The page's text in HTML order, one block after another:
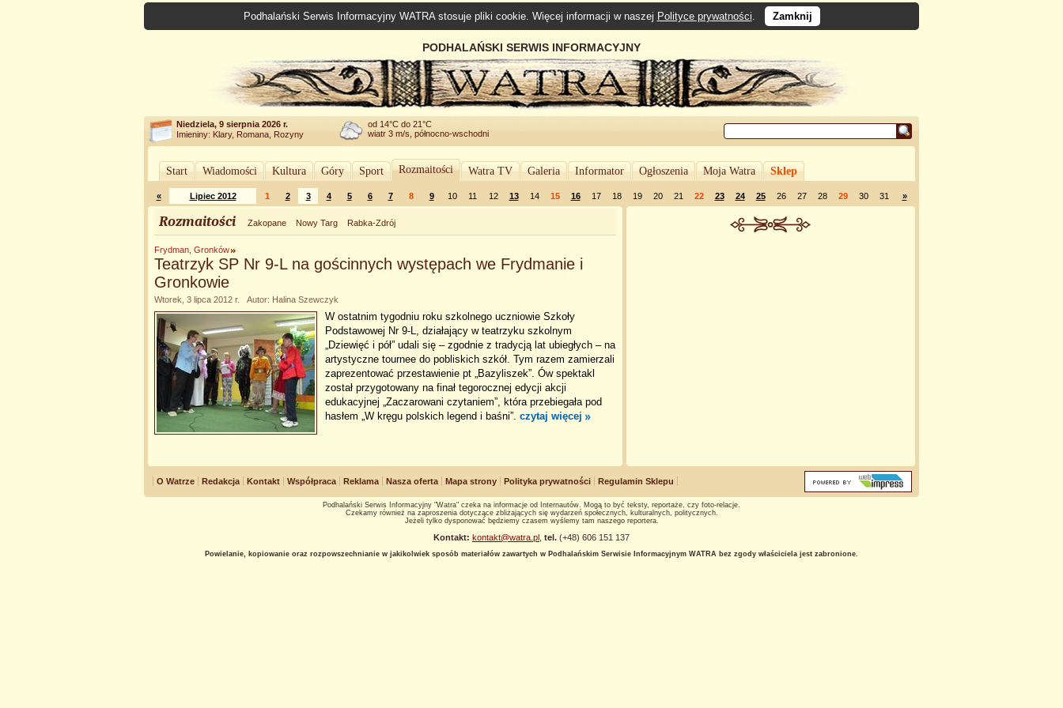
Podhalański Serwis Informacyjny WATRA stosuje pliki cookie. Więcej informacji w naszej Polityce prywatności. Zamknij
PODHALAŃSKI SERWIS INFORMACYJNY
Niedziela, 9 sierpnia 2026 r.
Imieniny: Klary, Romana, Rozyny
od 14°C do 21°C
wiatr 3 m/s, północno-wschodni
Start Wiadomości Kultura Góry Sport Rozmaitości Watra TV Galeria Informator Ogłoszenia Moja Watra Sklep
« Lipiec 2012 1 2 3 4 5 6 7 8 9 10 11 12 13 14 15 16 17 18 19 20 21 22 23 24 25 26 27 28 29 30 31 »
Rozmaitości Zakopane Nowy Targ Rabka-Zdrój
Frydman, Gronków
Teatrzyk SP Nr 9-L na gościnnych występach we Frydmanie i
Gronkowie
Wtorek, 3 lipca 2012 r. Autor: Halina Szewczyk
W ostatnim tygodniu roku szkolnego uczniowie Szkoły
Podstawowej Nr 9-L, działający w teatrzyku szkolnym
„Dziewięć i pół” udali się – zgodnie z tradycją lat ubiegłych – na
artystyczne tournee do pobliskich szkół. Tym razem zamierzali
zaprezentować przestawienie pt „Bazyliszek”. Ów spektakl
został przygotowany na finał tegorocznej edycji akcji
edukacyjnej „Zaczarowani czytaniem”, która przebiegała pod
hasłem „W kręgu polskich legend i baśni”. czytaj więcej
O Watrze Redakcja Kontakt Współpraca Reklama Nasza oferta Mapa strony Polityka prywatności Regulamin Sklepu
Podhalański Serwis Informacyjny "Watra" czeka na informacje od Internautów. Mogą to być teksty, reportaże, czy foto-relacje.
Czekamy również na zaproszenia dotyczące zbliżających się wydarzeń społecznych, kulturalnych, politycznych.
Jeżeli tylko dysponować będziemy czasem wyślemy tam naszego reportera.
Kontakt: kontakt@watra.pl tel. (+48) 606 151 137
Powielanie, kopiowanie oraz rozpowszechnianie w jakikolwiek sposób materiałów zawartych w Podhalańskim Serwisie Informacyjnym WATRA bez zgody właściciela jest zabronione.